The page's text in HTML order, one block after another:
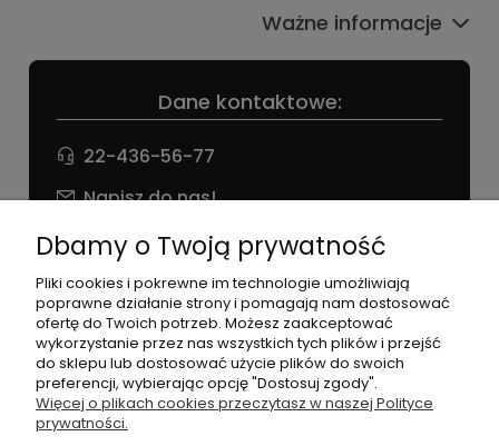
Dane kontaktowe:
22-436-56-77
Napisz do nas!
NIP: 826 186 42 29
Ważne informacje
©2026 Wszelkie Prawa Zastrzeżone | agneess sklep
internetowy
Dbamy o Twoją prywatność
Pliki cookies i pokrewne im technologie umożliwiają
poprawne działanie strony i pomagają nam dostosować
ofertę do Twoich potrzeb. Możesz zaakceptować
wykorzystanie przez nas wszystkich tych plików i przejść
do sklepu lub dostosować użycie plików do swoich
preferencji, wybierając opcję "Dostosuj zgody".
Więcej o plikach cookies przeczytasz w naszej Polityce
prywatności.